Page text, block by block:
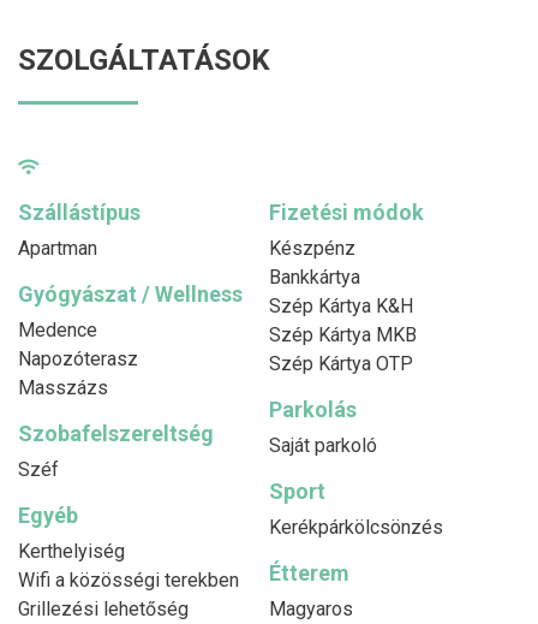
SZOLGÁLTATÁSOK
Szállástípus
Apartman
Fizetési módok
Készpénz
Bankkártya
Szép Kártya K&H
Szép Kártya MKB
Szép Kártya OTP
Gyógyászat / Wellness
Medence
Napozóterasz
Masszázs
Parkolás
Saját parkoló
Szobafelszereltség
Széf
Sport
Kerékpárkölcsönzés
Egyéb
Kerthelyiség
Wifi a közösségi terekben
Grillezési lehetőség
Étterem
Magyaros